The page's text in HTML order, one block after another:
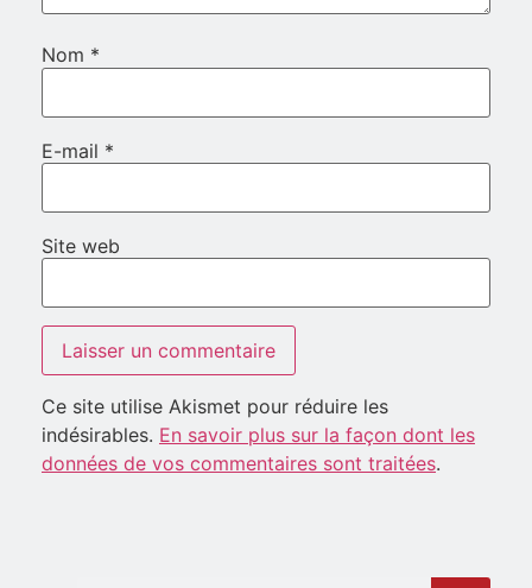
Nom *
E-mail *
Site web
Ce site utilise Akismet pour réduire les
indésirables. En savoir plus sur la façon dont les
données de vos commentaires sont traitées.